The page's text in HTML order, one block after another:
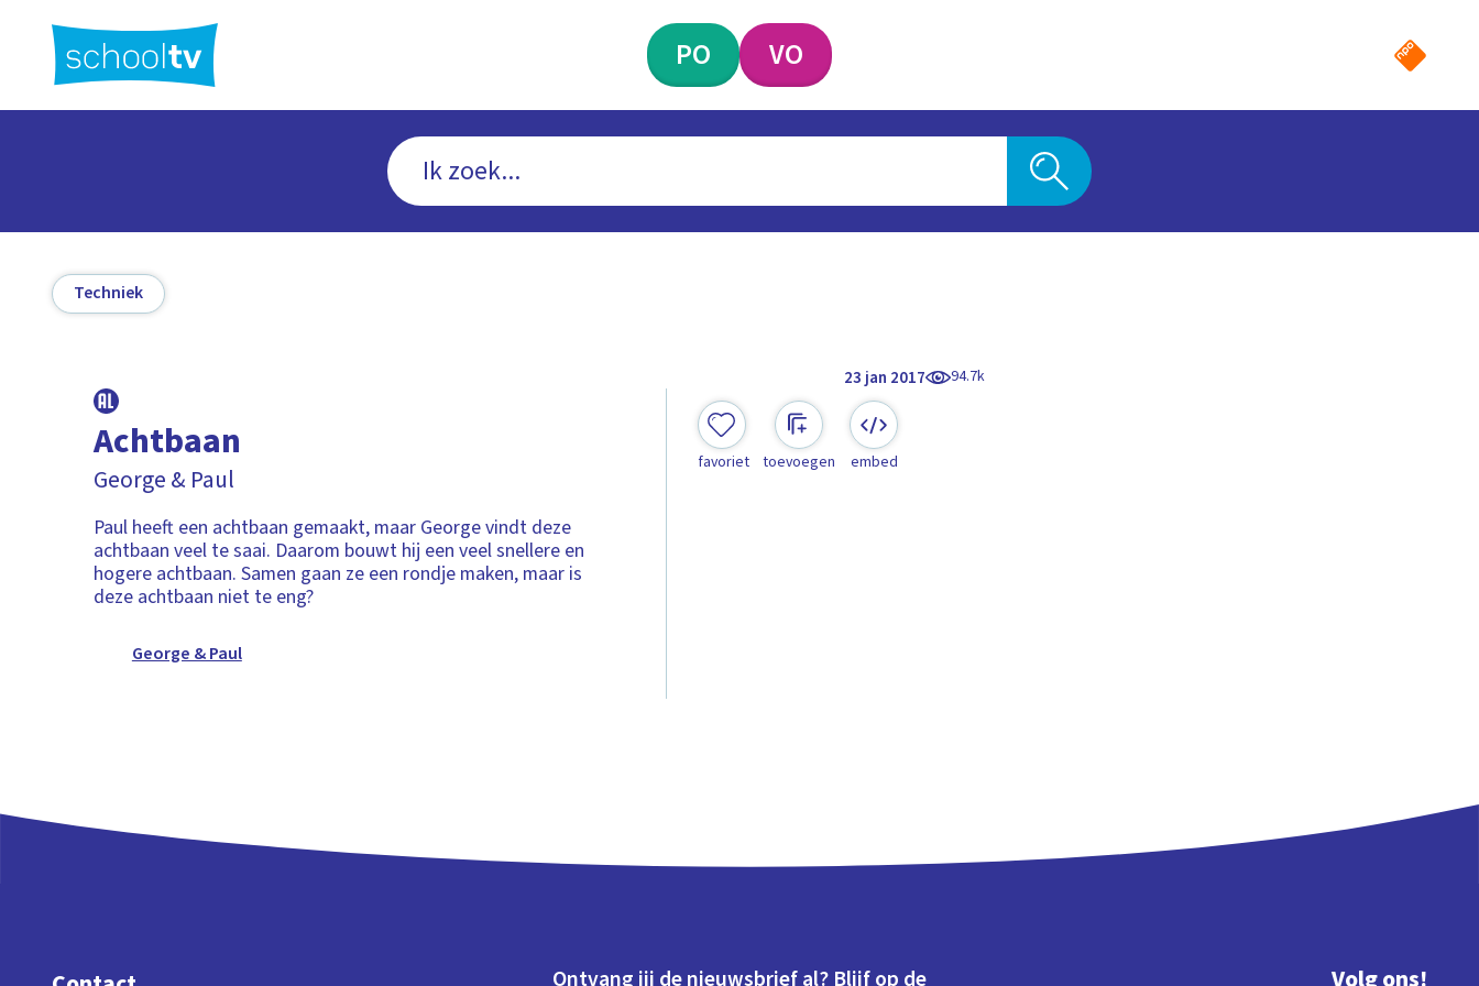
hoofdinhoud
PO VO
Techniek
23 jan 2017 94.7k
Achtbaan
George & Paul
Paul heeft een achtbaan gemaakt, maar George vindt deze
achtbaan veel te saai. Daarom bouwt hij een veel snellere en
hogere achtbaan. Samen gaan ze een rondje maken, maar is
deze achtbaan niet te eng?
George & Paul
favoriet toevoegen embed
Ontvang jij de nieuwsbrief al? Blijf op de